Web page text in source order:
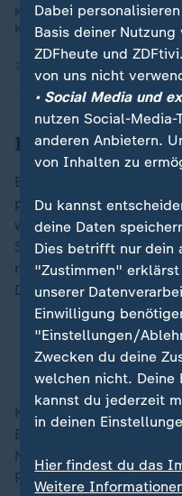
Korrespondentin in
Kabinetts.
Immer wieder
Besonders im US-
politisch motivierter
wie ein Attentat und ein
Schusswaffenangriff
republikanischen
Diskussion zusätzlich.
Amerika stehen
Trump-Attentat: Die
Kurz vor den US-
Ehemann der
Nancy Pelosi mit einem
Paares in San
Dabei
Basis deiner
ZDFheute und
von uns nicht
• Social Media und
nutzen Social-Media-
anderen Anbietern.
von Inhalten zu
Du kannst
deine Daten
Dies betrifft nur dein
"Zustimmen"
unserer
Einwilligung
"Einstellungen/
Zwecken du deine
welchen nicht. Deine
kannst du jederzeit
in deinen
Hier findest du das
Weitere